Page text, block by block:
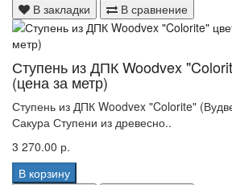
В закладки
В сравнение
Ступень из ДПК Woodvex
(цена за метр)
Ступень из ДПК Woodvex "Colorite"
Сакура Ступени из древесно..
3 270.00 р.
В корзину